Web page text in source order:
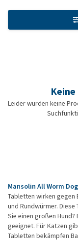
Leider wurden keine
Mansolin All Worm Dog
Tabletten wirken gegen
und Rundwürmer.
Sie einen großen
geeignet. Für Katzen
Tabletten bekämpfen